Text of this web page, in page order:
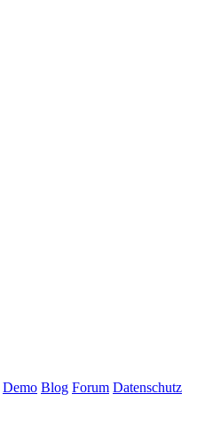
Demo Blog Forum Datenschutz